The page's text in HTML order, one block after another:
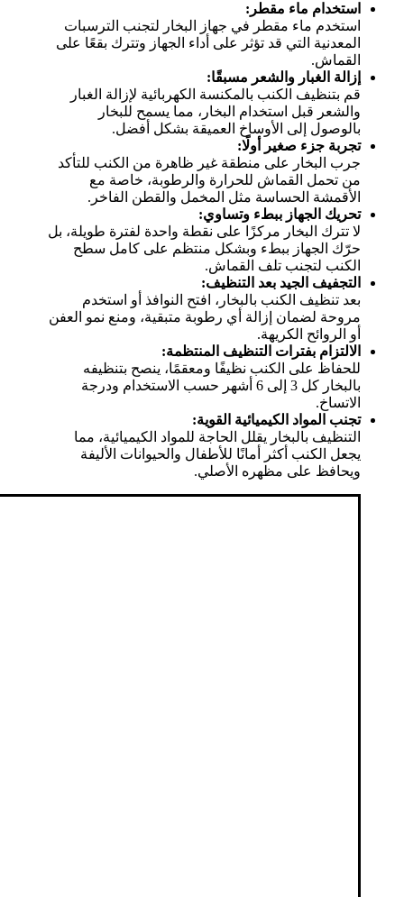
استخدام ماء مقطر:
استخدم ماء مقطر في جهاز البخار لتجنب الترسبات
المعدنية التي قد تؤثر على أداء الجهاز وتترك بقعًا على
القماش.
إزالة الغبار والشعر مسبقًا:
قم بتنظيف الكنب بالمكنسة الكهربائية لإزالة الغبار
والشعر قبل استخدام البخار، مما يسمح للبخار
بالوصول إلى الأوساخ العميقة بشكل أفضل.
تجربة جزء صغير أولًا:
جرب البخار على منطقة غير ظاهرة من الكنب للتأكد
من تحمل القماش للحرارة والرطوبة، خاصة مع
الأقمشة الحساسة مثل المخمل والقطن الفاخر.
تحريك الجهاز ببطء وتساوي:
لا تترك البخار مركزًا على نقطة واحدة لفترة طويلة، بل
حرّك الجهاز ببطء وبشكل منتظم على كامل سطح
الكنب لتجنب تلف القماش.
التجفيف الجيد بعد التنظيف:
بعد تنظيف الكنب بالبخار، افتح النوافذ أو استخدم
مروحة لضمان إزالة أي رطوبة متبقية، ومنع نمو العفن
أو الروائح الكريهة.
الالتزام بفترات التنظيف المنتظمة:
للحفاظ على الكنب نظيفًا ومعقمًا، ينصح بتنظيفه
بالبخار كل 3 إلى 6 أشهر حسب الاستخدام ودرجة
الاتساخ.
تجنب المواد الكيميائية القوية:
التنظيف بالبخار يقلل الحاجة للمواد الكيميائية، مما
يجعل الكنب أكثر أمانًا للأطفال والحيوانات الأليفة
ويحافظ على مظهره الأصلي.